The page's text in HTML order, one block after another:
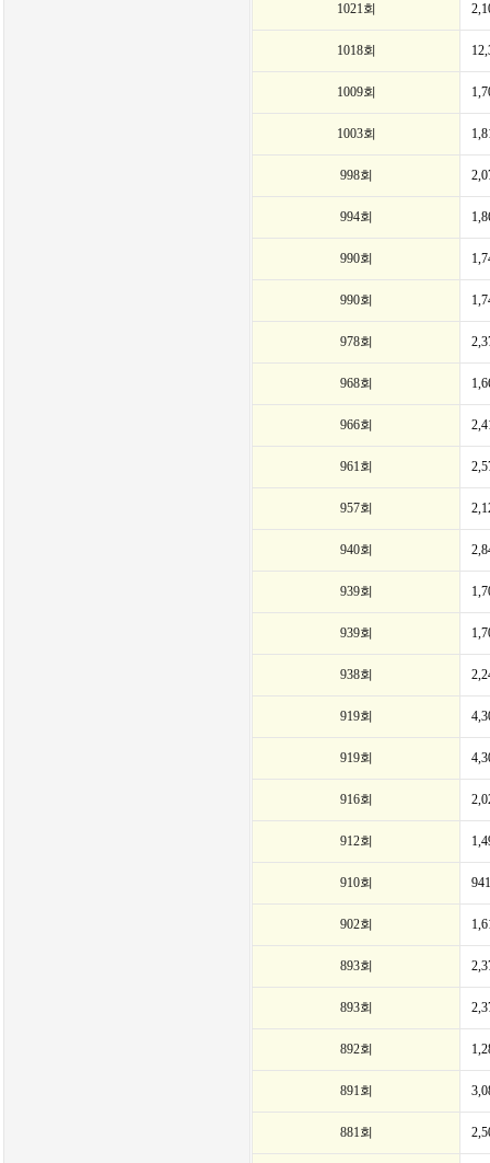
1021회
1018회
1009회
1003회
998회
994회
990회
990회
978회
968회
966회
961회
957회
940회
939회
939회
938회
919회
919회
916회
912회
910회
902회
893회
893회
892회
891회
881회